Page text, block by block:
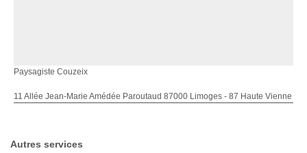
Paysagiste Couzeix
11 Allée Jean-Marie Amédée Paroutaud 87000 Limoges - 87 Haute Vienne
Autres services